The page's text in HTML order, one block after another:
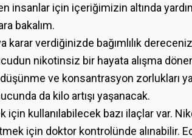
insanlar için içeriğimizin altında
bakalım.
verdiğinizde bağımlılık
nikotinsiz bir hayata alışma
ve konsantrasyon zorlukları
da kilo artışı yaşanacak.
kullanılabilecek bazı ilaçlar var.
için doktor kontrolünde